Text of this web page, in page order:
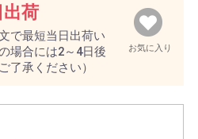
お気に入り
出荷
で最短当日出荷い
場合には2～4日後
了承ください）